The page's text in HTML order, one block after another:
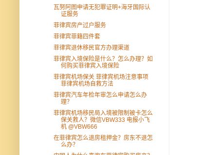
瓦努阿图申请无犯罪证明+海牙国际认
证服务
菲律宾房产过户服务
菲律宾菲籍四件套
菲律宾退休移民官方办理渠道
菲律宾入境保险是什么？怎么办理？如
何购买菲律宾入境保险
菲律宾机场保关 菲律宾机场注意事项
菲律宾机场自救方法
菲律宾汽车年检年审怎么申请怎么办
理？
菲律宾机场移民局入境被限制被卡怎么
保关救人？微信VBW333 电报小飞
机 @VBW666
在菲律宾怎么退房租押金？房东不退怎
么办？